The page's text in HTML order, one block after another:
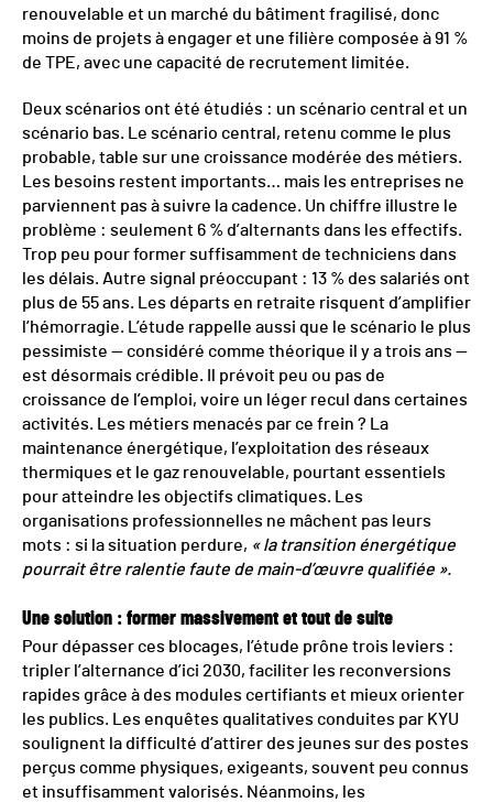
renouvelable et un marché du bâtiment fragilisé, donc
moins de projets à engager et une filière composée à 91 %
de TPE, avec une capacité de recrutement limitée.
Deux scénarios ont été étudiés : un scénario central et un
scénario bas. Le scénario central, retenu comme le plus
probable, table sur une croissance modérée des métiers.
Les besoins restent importants… mais les entreprises ne
parviennent pas à suivre la cadence. Un chiffre illustre le
problème : seulement 6 % d’alternants dans les effectifs.
Trop peu pour former suffisamment de techniciens dans
les délais. Autre signal préoccupant : 13 % des salariés ont
plus de 55 ans. Les départs en retraite risquent d’amplifier
l’hémorragie. L’étude rappelle aussi que le scénario le plus
pessimiste — considéré comme théorique il y a trois ans —
est désormais crédible. Il prévoit peu ou pas de
croissance de l’emploi, voire un léger recul dans certaines
activités. Les métiers menacés par ce frein ? La
maintenance énergétique, l’exploitation des réseaux
thermiques et le gaz renouvelable, pourtant essentiels
pour atteindre les objectifs climatiques. Les
organisations professionnelles ne mâchent pas leurs
mots : si la situation perdure, « la transition énergétique
pourrait être ralentie faute de main-d’œuvre qualifiée ».
Une solution : former massivement et tout de suite
Pour dépasser ces blocages, l’étude prône trois leviers :
tripler l’alternance d’ici 2030, faciliter les reconversions
rapides grâce à des modules certifiants et mieux orienter
les publics. Les enquêtes qualitatives conduites par KYU
soulignent la difficulté d’attirer des jeunes sur des postes
perçus comme physiques, exigeants, souvent peu connus
et insuffisamment valorisés. Néanmoins, les